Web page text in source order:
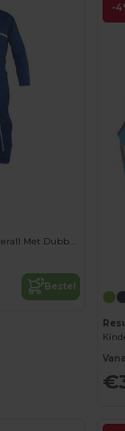
JUPITER PRO Werk Overall Met Dubbele Ritssluiting
Bestel
-